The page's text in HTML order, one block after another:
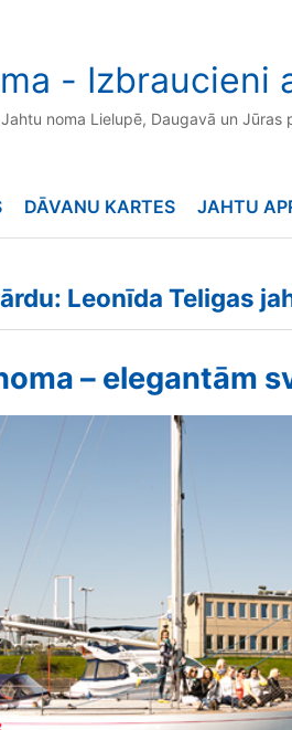
- Izbraucieni
noma Lielupē, Daugavā un Jūras
DĀVANU KARTES JAHTU
Leonīda Teligas
– elegantām